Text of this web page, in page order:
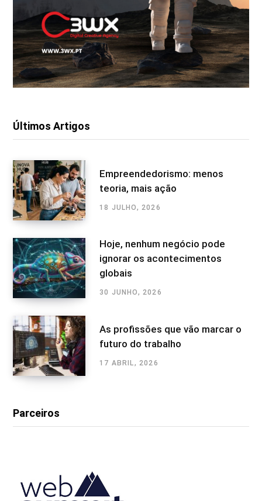
Últimos Artigos
Empreendedorismo: menos
teoria, mais ação
18 JULHO, 2026
Hoje, nenhum negócio pode
ignorar os acontecimentos
globais
30 JUNHO, 2026
As profissões que vão marcar o
futuro do trabalho
17 ABRIL, 2026
Parceiros